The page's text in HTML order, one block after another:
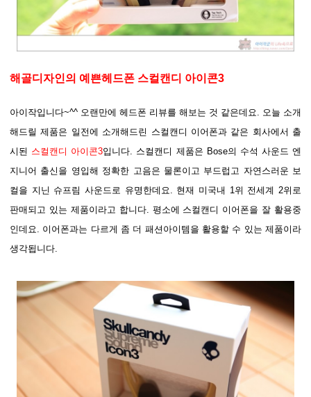
해골디자인의 예쁜헤드폰 스컬캔디 아이콘3
아이작입니다~^^ 오랜만에 헤드폰 리뷰를 해보는 것 같은데요. 오늘 소개
해드릴 제품은 일전에 소개해드린 스컬캔디 이어폰과 같은 회사에서 출
시된 스컬캔디 아이콘3입니다. 스컬캔디 제품은 Bose의 수석 사운드 엔
지니어 출신을 영입해 정확한 고음은 물론이고 부드럽고 자연스러운 보
컬을 지닌 슈프림 사운드로 유명한데요. 현재 미국내 1위 전세계 2위로
판매되고 있는 제품이라고 합니다. 평소에 스컬캔디 이어폰을 잘 활용중
인데요. 이어폰과는 다르게 좀 더 패션아이템을 활용할 수 있는 제품이라
생각됩니다.